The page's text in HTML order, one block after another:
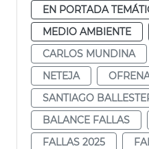
EN PORTADA
MEDIO AMBIENTE
CARLOS MUNDINA
NETEJA
SANTIAGO
BALANCE FALLAS
FALLAS 2025